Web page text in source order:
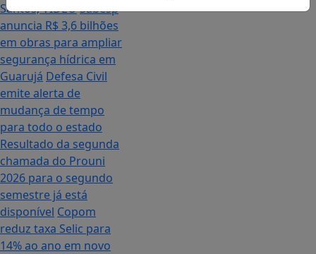
Santos; VÍDEOSabesp
anuncia R$ 3,6 bilhões
em obras para ampliar
segurança hídrica em
Guarujá Defesa Civil
emite alerta de
mudança de tempo
para todo o estado
Resultado da segunda
chamada do Prouni
2026 para o segundo
semestre já está
disponível Copom
reduz taxa Selic para
14% ao ano em novo